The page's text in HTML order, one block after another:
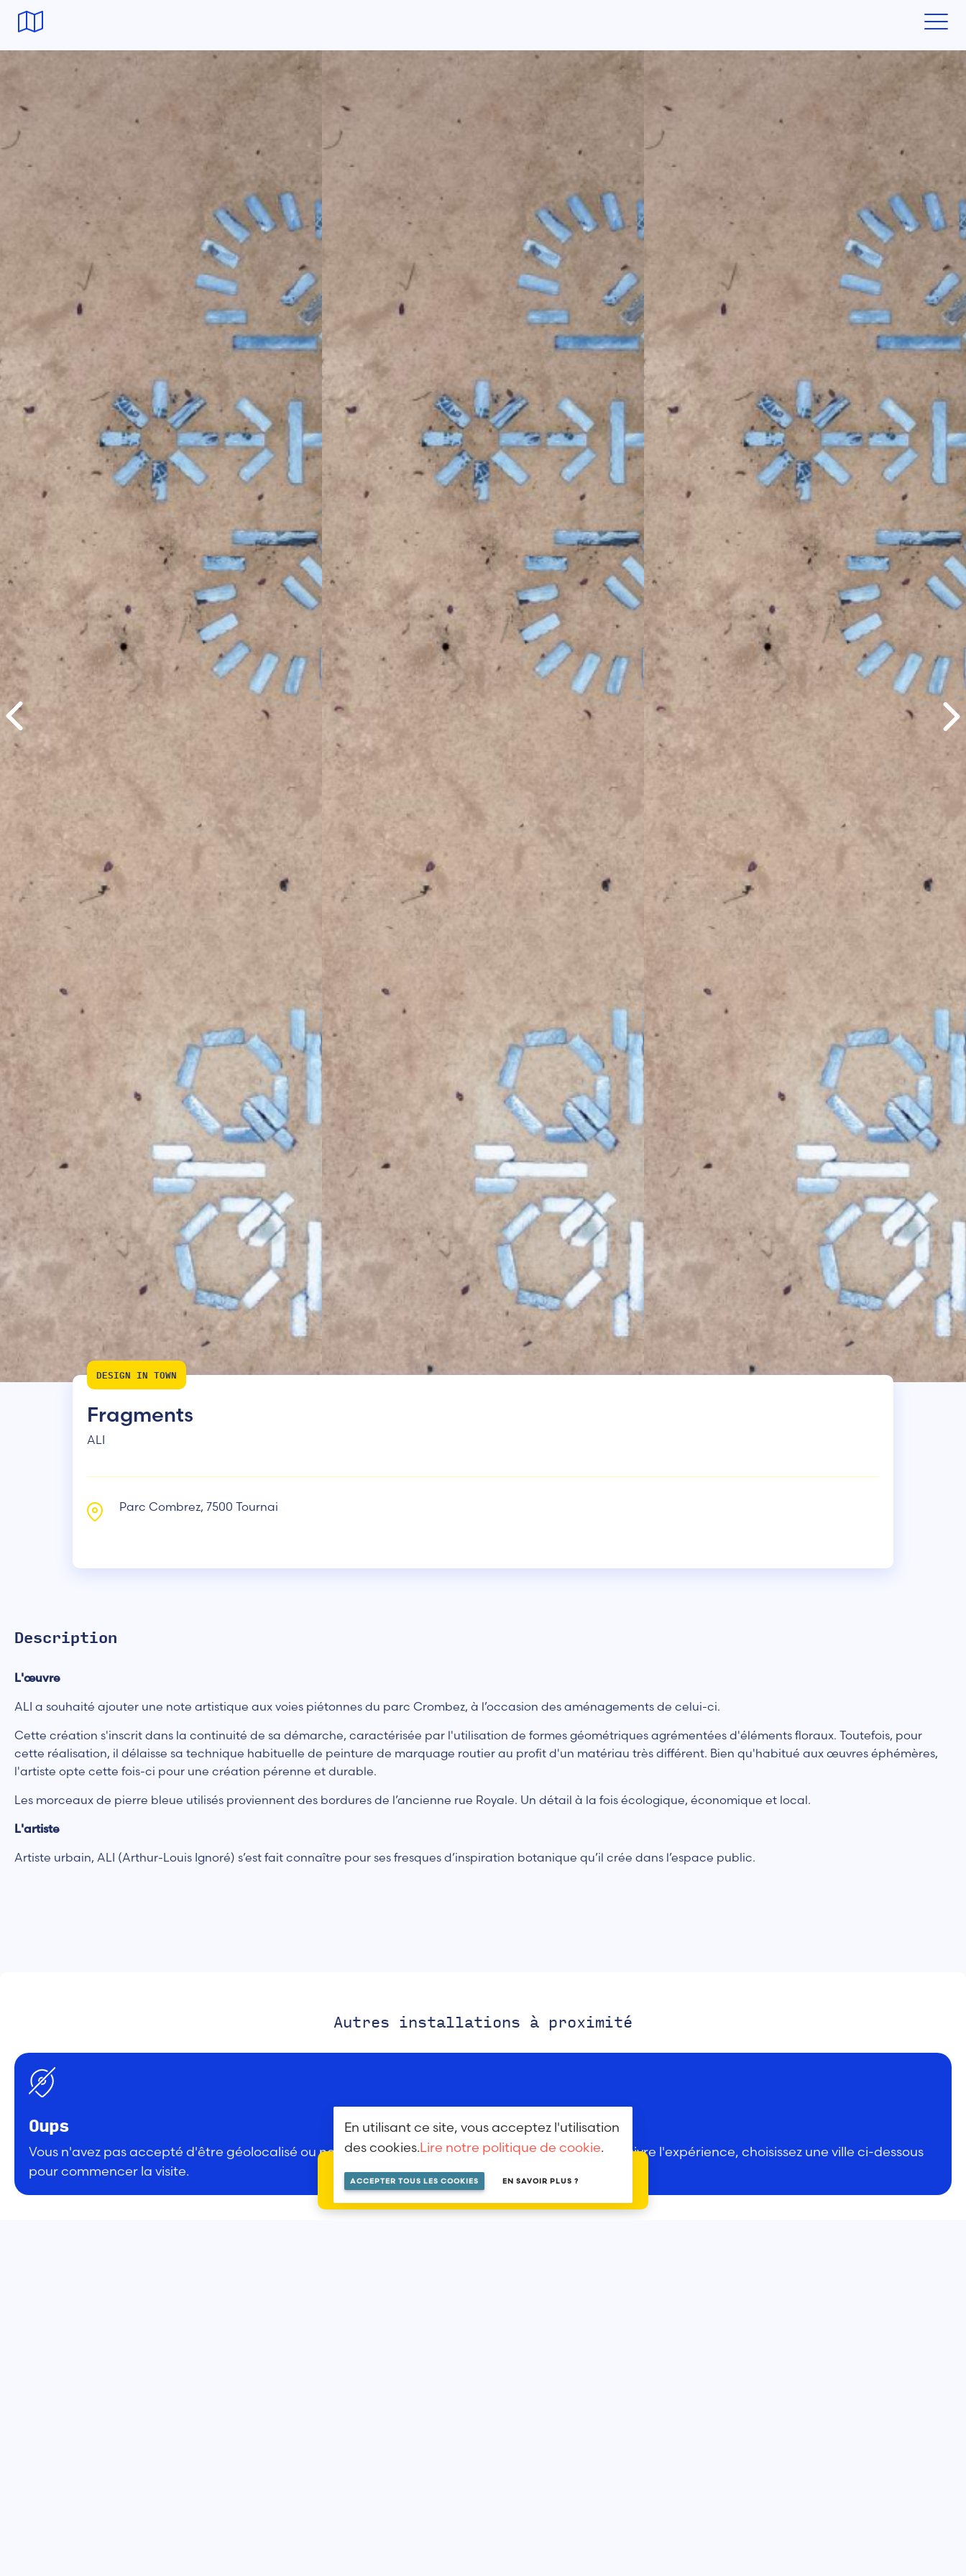
DESIGN IN TOWN
Fragments
ALI
Parc Combrez, 7500 Tournai
Description
L'œuvre
ALI a souhaité ajouter une note artistique aux voies piétonnes du parc Crombez, à l’occasion des aménagements de celui-ci.
Cette création s'inscrit dans la continuité de sa démarche, caractérisée par l'utilisation de formes géométriques agrémentées d'éléments floraux. Toutefois, pour
cette réalisation, il délaisse sa technique habituelle de peinture de marquage routier au profit d'un matériau très différent. Bien qu'habitué aux œuvres éphémères,
l'artiste opte cette fois-ci pour une création pérenne et durable.
Les morceaux de pierre bleue utilisés proviennent des bordures de l’ancienne rue Royale. Un détail à la fois écologique, économique et local.
L'artiste
Artiste urbain, ALI (Arthur-Louis Ignoré) s’est fait connaître pour ses fresques d’inspiration botanique qu’il crée dans l’espace public.
Autres installations à proximité
Oups
Vous n'avez pas accepté d'être géolocalisé ou nous n'avons pas pu vous géolocaliser. Pour poursuivre l'expérience, choisissez une ville ci-dessous
pour commencer la visite.
LOCALISER SUR LA MAP
En utilisant ce site, vous acceptez l'utilisation
des cookies.Lire notre politique de cookie.
ACCEPTER TOUS LES COOKIES EN SAVOIR PLUS ?